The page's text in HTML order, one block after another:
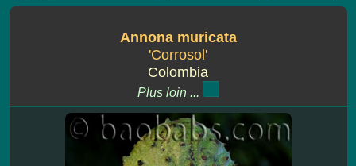
Annona muricata
'Corrosol'
Colombia
Plus loin ...